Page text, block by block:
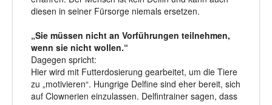
diesen in seiner Fürsorge niemals ersetzen.
„Sie müssen nicht an Vorführungen teilnehmen,
wenn sie nicht wollen.“
Dagegen spricht:
Hier wird mit Futterdosierung gearbeitet, um die Tiere
zu „motivieren“. Hungrige Delfine sind eher bereit, sich
auf Clownerien einzulassen. Delfintrainer sagen, dass